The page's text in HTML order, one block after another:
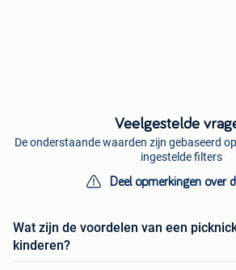
Veelgestelde
De onderstaande waarden zijn gebaseerd
ingestelde filters
Deel opmerkingen over
Wat zijn de voordelen van een
kinderen?